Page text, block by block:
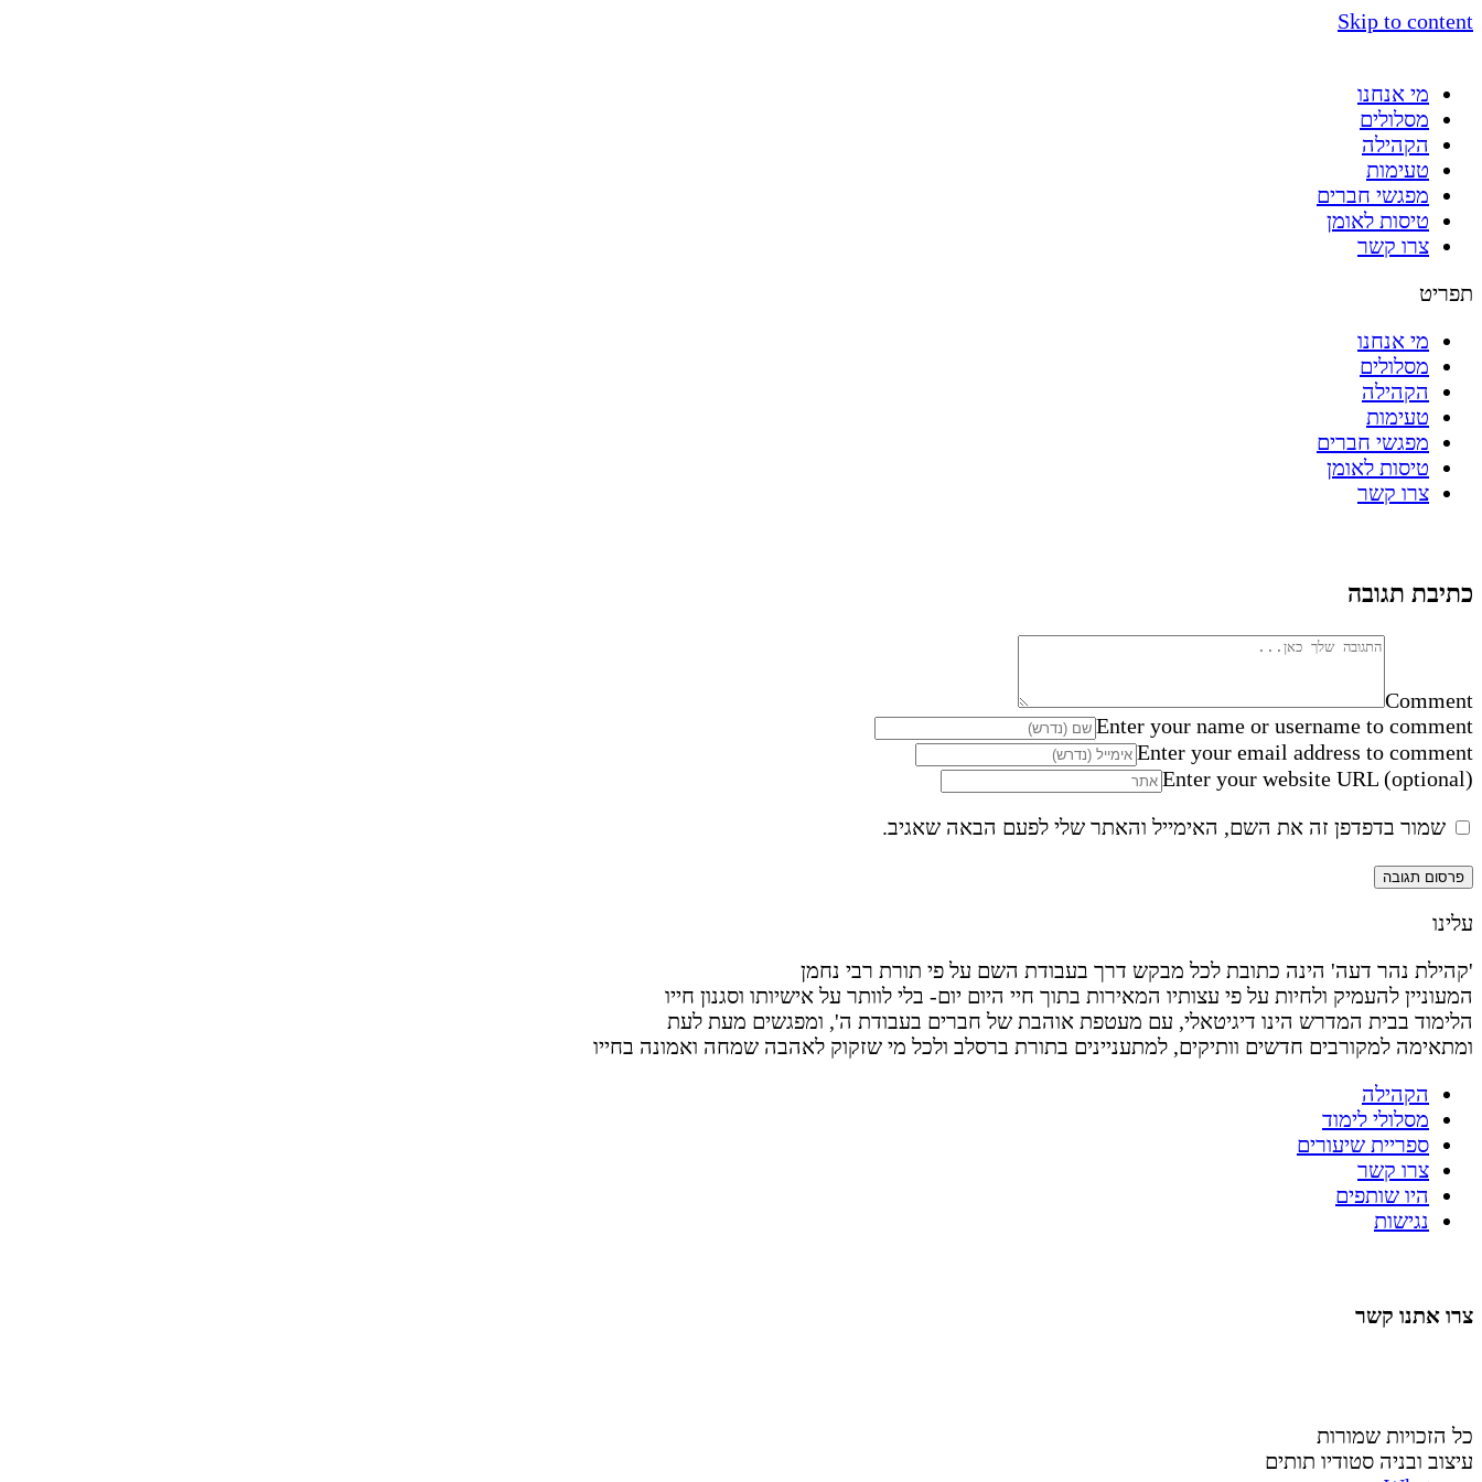
Skip to content
מי אנחנו
מסלולים
הקהילה
טעימות
מפגשי חברים
טיסות לאומן
צרו קשר
תפריט
מי אנחנו
מסלולים
הקהילה
טעימות
מפגשי חברים
טיסות לאומן
צרו קשר
כתיבת תגובה
Comment
Enter your name or username to comment
Enter your email address to comment
Enter your website URL (optional)
שמור בדפדפן זה את השם, האימייל והאתר שלי לפעם הבאה שאגיב.
עלינו
'קהילת נהר דעה' הינה כתובת לכל מבקש דרך בעבודת השם על פי תורת רבי נחמן
המעוניין להעמיק ולחיות על פי עצותיו המאירות בתוך חיי היום יום- בלי לוותר על אישיותו וסגנון חייו
הלימוד בבית המדרש הינו דיגיטאלי, עם מעטפת אוהבת של חברים בעבודת ה', ומפגשים מעת לעת
ומתאימה למקורבים חדשים וותיקים, למתעניינים בתורת ברסלב ולכל מי שזקוק לאהבה שמחה ואמונה בחייו
הקהילה
מסלולי לימוד
ספריית שיעורים
צרו קשר
היו שותפים
נגישות
צרו אתנו קשר
כל הזכויות שמורות
עיצוב ובניה סטודיו תותים